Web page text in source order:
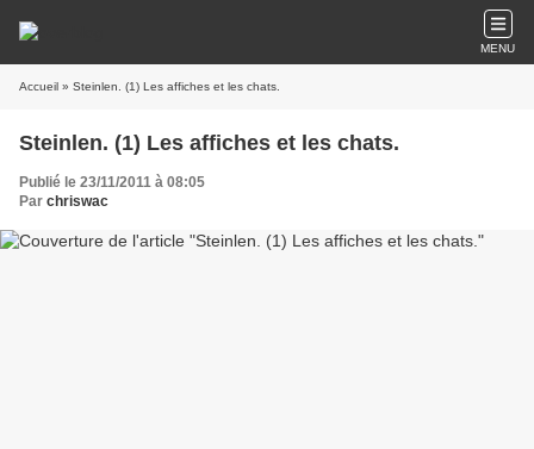
MENU
Accueil » Steinlen. (1) Les affiches et les chats.
Steinlen. (1) Les affiches et les chats.
Publié le 23/11/2011 à 08:05
Par chriswac